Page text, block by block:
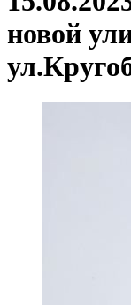
новой